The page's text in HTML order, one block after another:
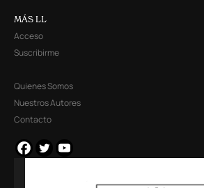
MÁS LL
Acceso
Suscribirme
Quienes Somos
Nuestros Autores
Contacto